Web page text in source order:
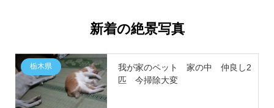
新着の絶景写真
栃木県
我が家のペット 家の中 仲良し2
匹 今掃除大変